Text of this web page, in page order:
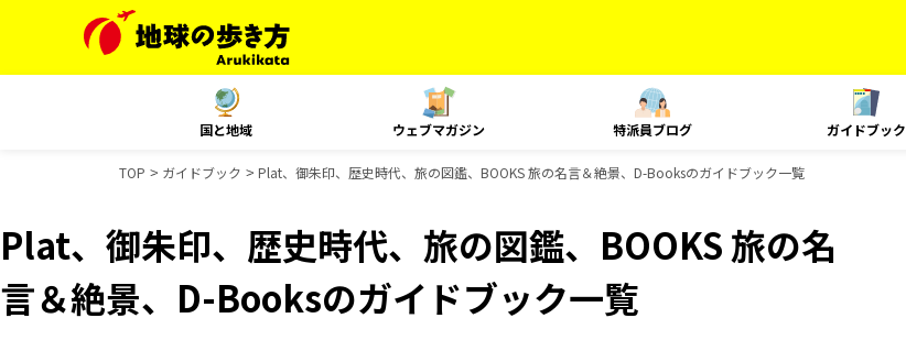
国と地域 ウェブマガジン 特派員ブログ ガイドブック
TOP ガイドブック Plat、御朱印、歴史時代、旅の図鑑、BOOKS 旅の名言＆絶景、D-Booksのガイドブック一覧
Plat、御朱印、歴史時代、旅の図鑑、BOOKS 旅の名
言＆絶景、D-Booksのガイドブック一覧